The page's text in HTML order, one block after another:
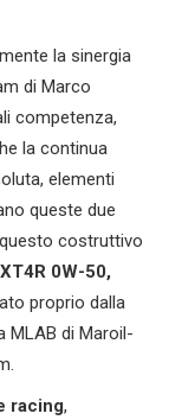
la sinergia
di Marco
competenza,
la continua
elementi
queste due
costruttivo
0W-50,
proprio dalla
MLAB di Maroil-
racing,